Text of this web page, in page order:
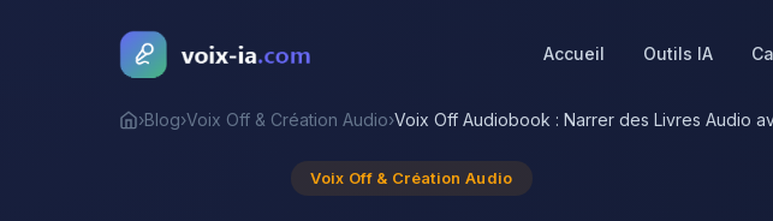
Accueil Outils IA
Accueil
›Blog›Voix Off & Création Audio›Voix Off Audiobook : Narrer des Livres Audio
Voix Off & Création Audio